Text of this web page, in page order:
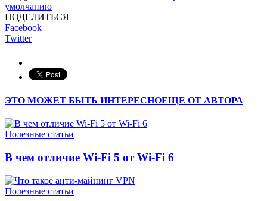
умолчанию
ПОДЕЛИТЬСЯ
Facebook
Twitter
ЭТО МОЖЕТ БЫТЬ ИНТЕРЕСНОЕЩЕ ОТ АВТОРА
Полезные статьи
В чем отличие Wi-Fi 5 от Wi-Fi 6
Полезные статьи